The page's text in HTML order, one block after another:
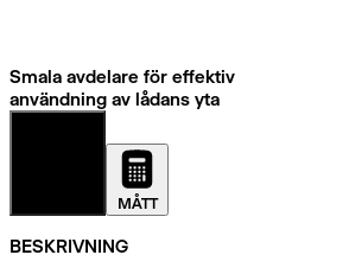
Smala avdelare för effektiv
användning av lådans yta
MÅTT
BESKRIVNING